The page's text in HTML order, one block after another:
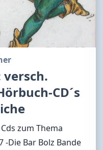
versch.
CD´s
zum Thema
-Die Bar Bolz Bande